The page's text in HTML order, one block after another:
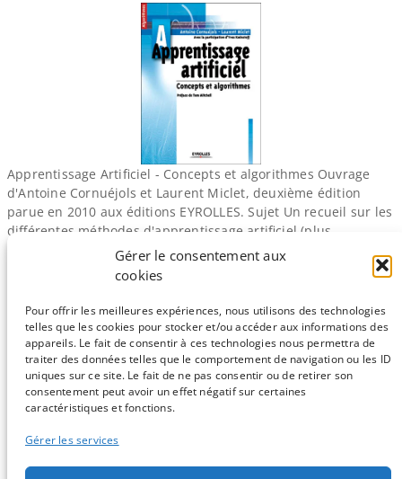
Gérer le consentement aux
cookies
Pour offrir les meilleures expériences, nous utilisons des technologies
telles que les cookies pour stocker et/ou accéder aux informations des
appareils. Le fait de consentir à ces technologies nous permettra de
traiter des données telles que le comportement de navigation ou les ID
uniques sur ce site. Le fait de ne pas consentir ou de retirer son
consentement peut avoir un effet négatif sur certaines
caractéristiques et fonctions.
Gérer les services
Apprentissage Artificiel - Concepts et algorithmes Ouvrage
d'Antoine Cornuéjols et Laurent Miclet, deuxième édition
parue en 2010 aux éditions EYROLLES. Sujet Un recueil sur les
différentes méthodes d'apprentissage artificiel (plus
communément appelé "apprentissage machine" ou pour les
anglophones "machine learning"). Résumé Les auteurs
méthodes et…
Sauf mention contraire, tous les articles du blog sont sous licence